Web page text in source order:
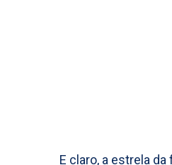
E claro, a estrela